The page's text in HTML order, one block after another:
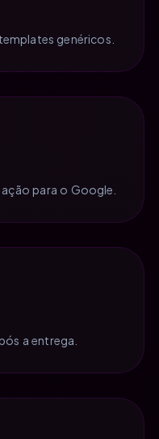
genéricos.
para o Google.
a entrega.